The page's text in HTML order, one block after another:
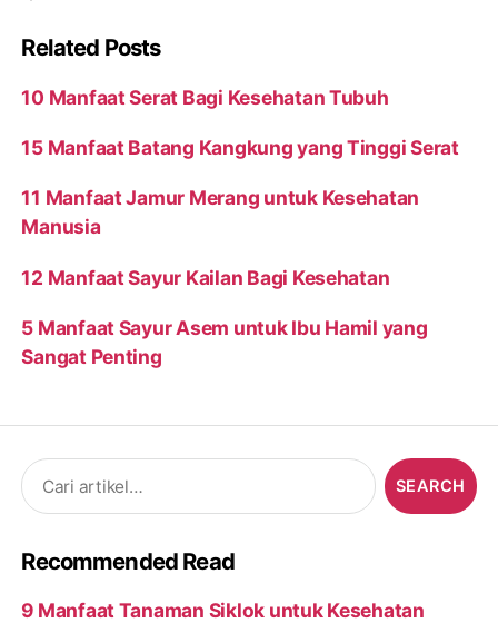
Related Posts
10 Manfaat Serat Bagi Kesehatan Tubuh
15 Manfaat Batang Kangkung yang Tinggi Serat
11 Manfaat Jamur Merang untuk Kesehatan
Manusia
12 Manfaat Sayur Kailan Bagi Kesehatan
5 Manfaat Sayur Asem untuk Ibu Hamil yang
Sangat Penting
Search
for:
Recommended Read
9 Manfaat Tanaman Siklok untuk Kesehatan